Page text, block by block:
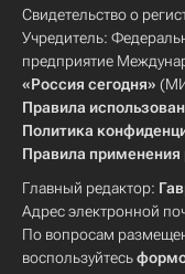
Свидетельство о
Учредитель:
предприятие
«Россия сегодня»
Правила
Политика
Правила применения
Главный редактор:
Адрес электронной
По вопросам
воспользуйтесь